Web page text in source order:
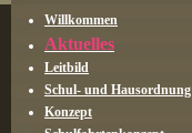
Willkommen
Aktuelles
Leitbild
Schul- und Hausordnung
Konzept